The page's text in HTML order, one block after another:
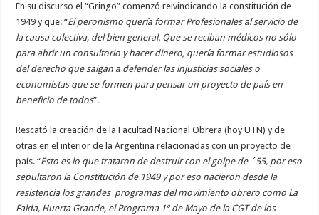
En su discurso el “Gringo” comenzó reivindicando la constitución de
1949 y que: “El peronismo quería formar Profesionales al servicio de
la causa colectiva, del bien general. Que se reciban médicos no sólo
para abrir un consultorio y hacer dinero, quería formar estudiosos
del derecho que salgan a defender las injusticias sociales o
economistas que se formen para pensar un proyecto de país en
beneficio de todos”.
Rescató la creación de la Facultad Nacional Obrera (hoy UTN) y de
otras en el interior de la Argentina relacionadas con un proyecto de
país. “Esto es lo que trataron de destruir con el golpe de ´55, por eso
sepultaron la Constitución de 1949 y por eso nacieron desde la
resistencia los grandes programas del movimiento obrero como La
Falda, Huerta Grande, el Programa 1º de Mayo de la CGT de los